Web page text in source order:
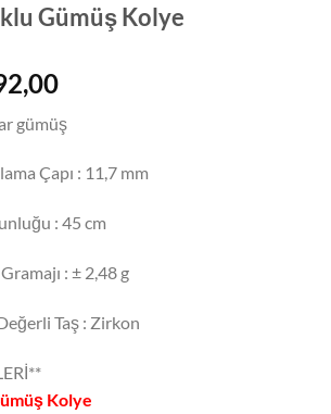
Gümüş Kolye
Şu
fiyat:
₺392,00.
gümüş
Çapı : 11,7 mm
: 45 cm
: ± 2,48 g
Taş : Zirkon
Kolye